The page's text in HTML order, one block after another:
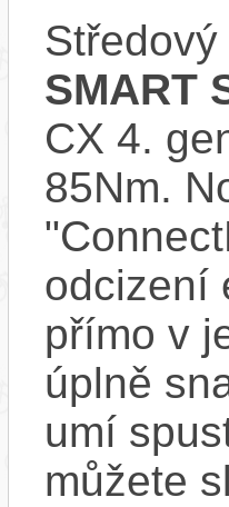
SMART
CX 4.
85Nm.
odcizení
přímo v
úplně
umí
můžete